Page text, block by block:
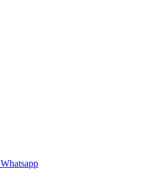
Whatsapp